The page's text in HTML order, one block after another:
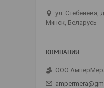
ул. Стебенева,
Минск, Беларусь
ООО